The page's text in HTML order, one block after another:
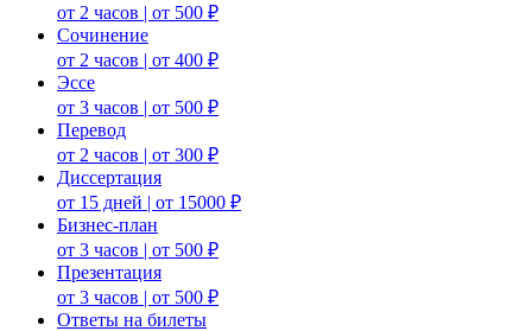
от 2 часов | от 500 ₽
Сочинение
от 2 часов | от 400 ₽
Эссе
от 3 часов | от 500 ₽
Перевод
от 2 часов | от 300 ₽
Диссертация
от 15 дней | от 15000 ₽
Бизнес-план
от 3 часов | от 500 ₽
Презентация
от 3 часов | от 500 ₽
Ответы на билеты